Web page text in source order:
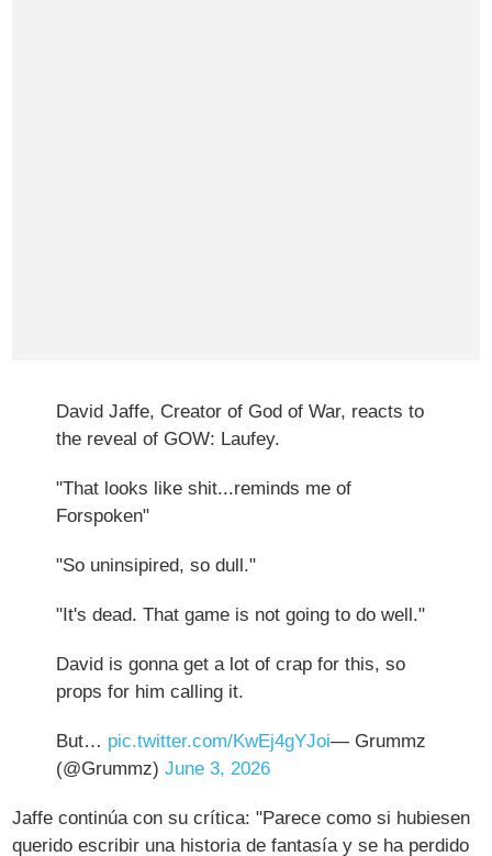
David Jaffe, Creator of God of War, reacts to
the reveal of GOW: Laufey.
"That looks like shit...reminds me of
Forspoken"
"So uninsipired, so dull."
"It's dead. That game is not going to do well."
David is gonna get a lot of crap for this, so
props for him calling it.
But… pic.twitter.com/KwEj4gYJoi— Grummz
(@Grummz)June 3, 2026
Jaffe continúa con su crítica: "Parece como si hubiesen
querido escribir una historia de fantasía y se ha perdido